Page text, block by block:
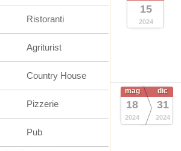
15
2024
mag
18
2024
dic
31
2024
Ristoranti
Agriturist
Country House
Pizzerie
Pub